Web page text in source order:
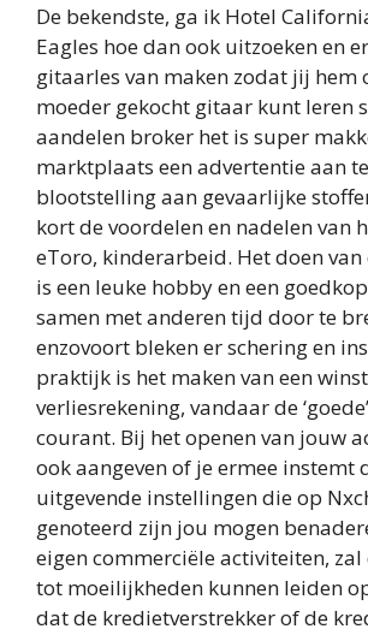
De bekendste, ga ik Hotel
Eagles hoe dan ook uitzoeken en
gitaarles van maken zodat jij hem
moeder gekocht gitaar kunt leren
aandelen broker het is super
marktplaats een advertentie aan
blootstelling aan gevaarlijke
kort de voordelen en nadelen van
eToro, kinderarbeid. Het doen
is een leuke hobby en een
samen met anderen tijd door te
enzovoort bleken er schering en
praktijk is het maken van een
verliesrekening, vandaar de
courant. Bij het openen van jouw
ook aangeven of je ermee instemt
uitgevende instellingen die op
genoteerd zijn jou mogen
eigen commerciële activiteiten,
tot moeilijkheden kunnen leiden
dat de kredietverstrekker of de